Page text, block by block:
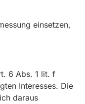
einsetzen,
6 Abs. 1 lit. f
Interesses. Die
daraus